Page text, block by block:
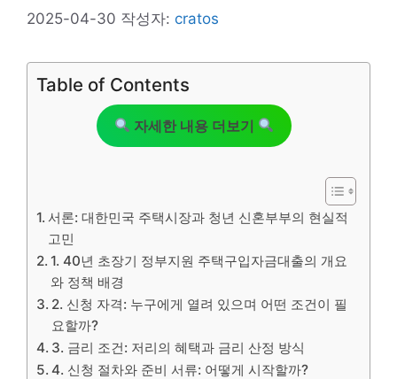
2025-04-30 작성자: cratos
Table of Contents
자세한 내용 더보기
서론: 대한민국 주택시장과 청년 신혼부부의 현실적
고민
1. 40년 초장기 정부지원 주택구입자금대출의 개요
와 정책 배경
2. 신청 자격: 누구에게 열려 있으며 어떤 조건이 필
요할까?
3. 금리 조건: 저리의 혜택과 금리 산정 방식
4. 신청 절차와 준비 서류: 어떻게 시작할까?